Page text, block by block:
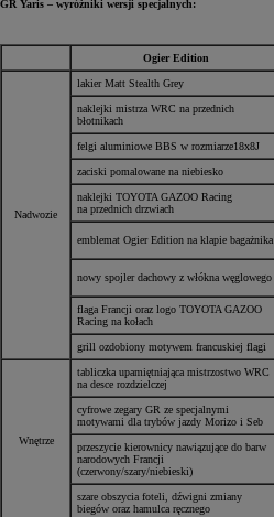
GR Yaris – wyróżniki wersji specjalnych:
Ogier Edition
Nadwozie
lakier Matt Stealth Grey
naklejki mistrza WRC na przednich
błotnikach
felgi aluminiowe BBS w rozmiarze18x8J
zaciski pomalowane na niebiesko
naklejki TOYOTA GAZOO Racing
na przednich drzwiach
emblemat Ogier Edition na klapie bagażnika
nowy spojler dachowy z włókna węglowego
flaga Francji oraz logo TOYOTA GAZOO
Racing na kołach
grill ozdobiony motywem francuskiej flagi
Wnętrze
tabliczka upamiętniająca mistrzostwo WRC
na desce rozdzielczej
cyfrowe zegary GR ze specjalnymi
motywami dla trybów jazdy Morizo i Seb
przeszycie kierownicy nawiązujące do barw
narodowych Francji
(czerwony/szary/niebieski)
szare obszycia foteli, dźwigni zmiany
biegów oraz hamulca ręcznego